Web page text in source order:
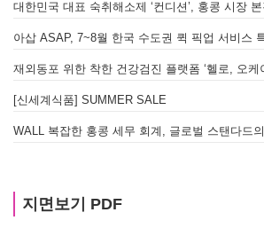
아삽 ASAP, 7~8월 한국 수도권 퀵 픽업 서비스
재외동포 위한 착한 건강검진 플랫폼 ‘헬로, 오케
[신세계식품] SUMMER SALE
지면보기 PDF